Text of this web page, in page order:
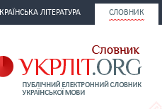
ЛІТЕРАТУРА СЛОВНИК